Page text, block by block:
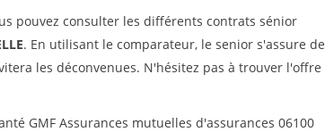
pouvez consulter les différents contrats sénior
. En utilisant le comparateur, le senior s'assure de
les déconvenues. N'hésitez pas à trouver l'offre
GMF Assurances mutuelles d'assurances 06100